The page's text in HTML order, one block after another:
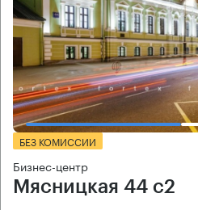
БЕЗ КОМИССИИ
Бизнес-центр
Мясницкая 44 с2